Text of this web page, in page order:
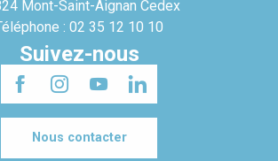
Mont-Saint-Aignan Cedex
: 02 35 12 10 10
Suivez-nous
Nous contacter